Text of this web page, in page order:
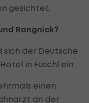
gesichtet.
Rangnick?
der Deutsche
in Fuschl ein.
einen
an der